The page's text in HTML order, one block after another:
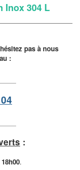
Inox 304 L
pas à nous
:
:
.